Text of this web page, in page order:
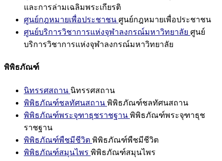
และการล่ามเฉลิมพระเกียรติ
ศูนย์กฎหมายเพื่อประชาชน ศูนย์กฎหมายเพื่อประชาชน
ศูนย์บริการวิชาการแห่งจุฬาลงกรณ์มหาวิทยาลัย ศูนย์
บริการวิชาการแห่งจุฬาลงกรณ์มหาวิทยาลัย
พิพิธภัณฑ์
นิทรรศสถาน นิทรรศสถาน
พิพิธภัณฑ์ชลทัศนสถาน พิพิธภัณฑ์ชลทัศนสถาน
พิพิธภัณฑ์พระจุฑาธุชราชฐาน พิพิธภัณฑ์พระจุฑาธุช
ราชฐาน
พิพิธภัณฑ์พืชมีชีวิต พิพิธภัณฑ์พืชมีชีวิต
พิพิธภัณฑ์สมุนไพร พิพิธภัณฑ์สมุนไพร